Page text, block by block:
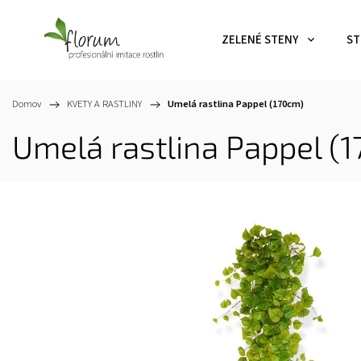
ZELENÉ STENY
Domov / KVETY A RASTLINY / Umelá rastlina Pappel (170cm)
Umelá rastlina Pappel